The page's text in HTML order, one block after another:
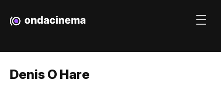
Denis O Hare